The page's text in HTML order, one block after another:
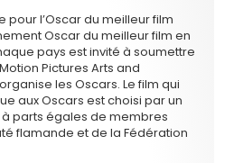
l’Oscar du meilleur film
Oscar du meilleur film en
pays est invité à soumettre
Pictures Arts and
les Oscars.Le film qui
aux Oscars est choisi par un
parts égales de membres
flamande et de la Fédération